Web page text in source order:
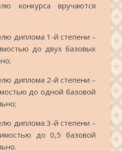
конкурса вручаются
диплома 1-й степени –
до двух базовых
диплома 2-й степени –
до одной базовой
диплома 3-й степени –
до 0,5 базовой